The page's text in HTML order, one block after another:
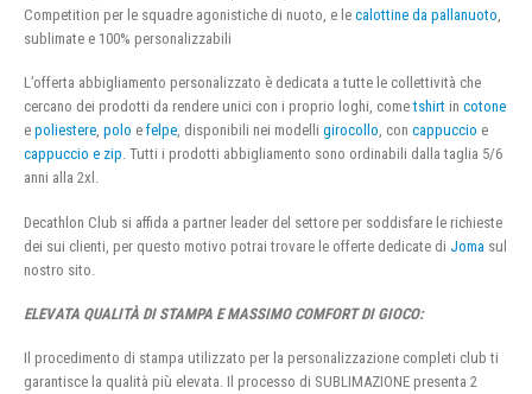
Competition per le squadre agonistiche di nuoto, e le calottine da pallanuoto,
sublimate e 100% personalizzabili
L’offerta abbigliamento personalizzato è dedicata a tutte le collettività che
cercano dei prodotti da rendere unici con i proprio loghi, cometshirt in cotone
e poliestere, polo e felpe, disponibili nei modelli girocollo, con cappuccio e
cappuccio e zip. Tutti i prodotti abbigliamento sono ordinabili dalla taglia 5/6
anni alla 2xl.
Decathlon Club si affida a partner leader del settore per soddisfare le richieste
dei sui clienti, per questo motivo potrai trovare le offerte dedicate di Joma sul
nostro sito.
ELEVATA QUALITÀ DI STAMPA E MASSIMO COMFORT DI GIOCO:
Il procedimento di stampa utilizzato per la personalizzazione completi club ti
garantisce la qualità più elevata. Il processo di SUBLIMAZIONE presenta 2